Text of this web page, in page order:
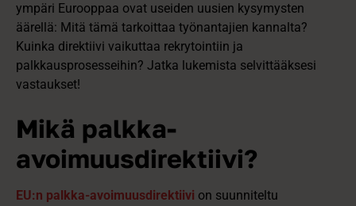
ympäri Eurooppaa ovat useiden uusien kysymysten
äärellä: Mitä tämä tarkoittaa työnantajien kannalta?
Kuinka direktiivi vaikuttaa rekrytointiin ja
palkkausprosesseihin? Jatka lukemista selvittääksesi
vastaukset!
Mikä palkka-
avoimuusdirektiivi?
EU:n palkka-avoimuusdirektiivi on suunniteltu